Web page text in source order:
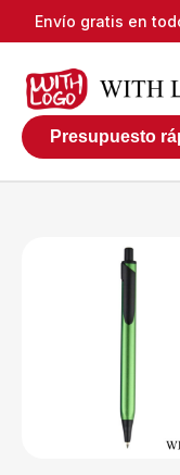
Envío gratis en
Presupuesto